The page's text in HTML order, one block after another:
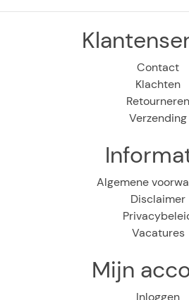
Contact
Klachten
Retourneren
Verzending
Algemene
Disclaimer
Vacatures
Mijn
Inloggen